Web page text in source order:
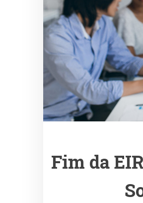
Fim da